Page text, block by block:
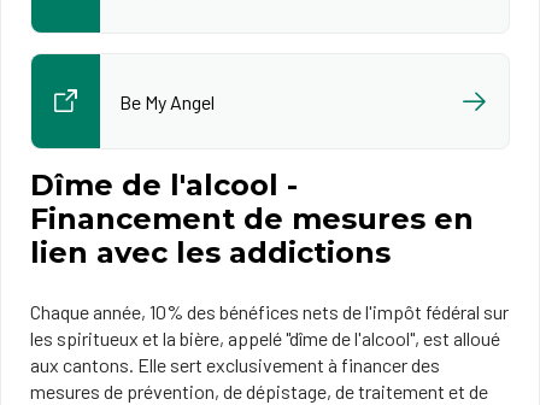
Be My Angel
Dîme de l'alcool -
Financement de mesures en
lien avec les addictions
Chaque année, 10% des bénéfices nets de l'impôt fédéral sur
les spiritueux et la bière, appelé "dîme de l'alcool", est alloué
aux cantons. Elle sert exclusivement à financer des
mesures de prévention, de dépistage, de traitement et de